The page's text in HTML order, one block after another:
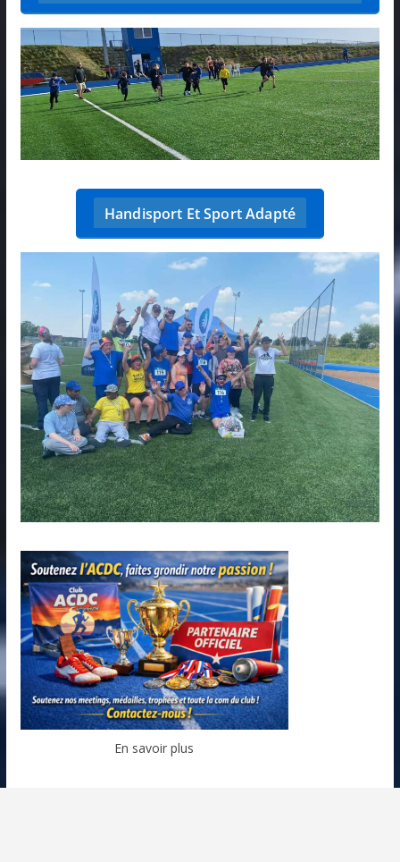
Handisport Et Sport Adapté
En savoir plus